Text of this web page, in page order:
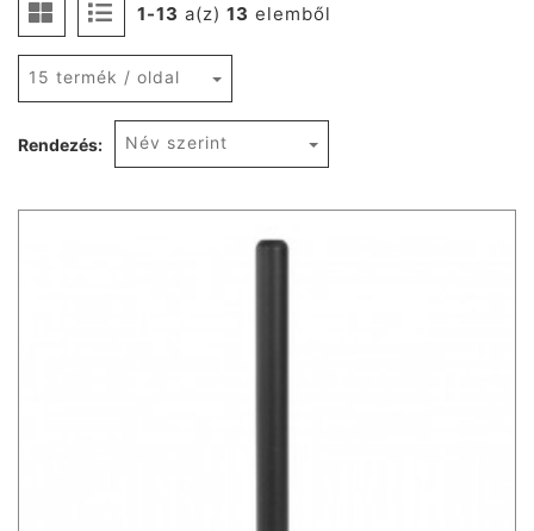
1-13 a(z) 13 elemből
15 termék / oldal
Rendezés: Név szerint